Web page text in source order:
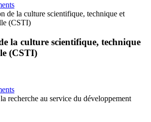
de la culture scientifique, technique et
(CSTI)
la culture scientifique, technique
(CSTI)
recherche au service du développement